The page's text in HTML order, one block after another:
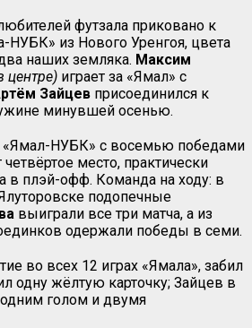
футзала приковано к
из Нового Уренгоя, цвета
наших земляка. Максим
центре) играет за «Ямал» с
Зайцев присоединился к
минувшей осенью.
«Ямал-НУБК» с восемью победами
место, практически
в плэй-офф. Команда на ходу: в
подопечные
выиграли все три матча, а из
одержали победы в семи.
во всех 12 играх «Ямала», забил
одну жёлтую карточку; Зайцев в
одним голом и двумя